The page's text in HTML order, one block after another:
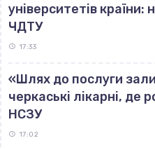
університетів країни:
ЧДТУ
17:33
«Шлях до послуги
черкаські лікарні, де
НСЗУ
17:02